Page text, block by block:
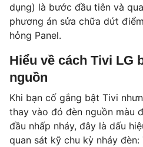
dụng) là bước đầu tiên và
phương án sửa chữa dứt
hỏng Panel.
Hiểu về cách Tivi LG
nguồn
Khi bạn cố gắng bật Tivi
thay vào đó đèn nguồn màu
đầu nhấp nháy, đây là dấu
quan sát kỹ chu kỳ nháy